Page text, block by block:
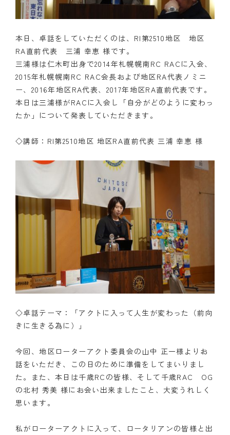
本日、卓話をしていただくのは、RI第2510地区 地区
RA直前代表 三浦 幸恵 様です。
三浦様は仁木町出身で2014年札幌幌南RC RACに入会、
2015年札幌幌南RC RAC会長および地区RA代表ノミニ
ー、2016年地区RA代表、2017年地区RA直前代表です。
本日は三浦様がRACに入会し「自分がどのように変わっ
たか」について発表していただきます。
◇講師：RI第2510地区 地区RA直前代表 三浦 幸恵 様
◇卓話テーマ：「アクトに入って人生が変わった（前向
きに生きる為に）」
今回、地区ローターアクト委員会の山中 正一様よりお
話をいただき、この日のために準備をしてまいりまし
た。また、本日は千歳RCの皆様、そして千歳RAC OG
の北村 秀美 様にお会い出来ましたこと、大変うれしく
思います。
私がローターアクトに入って、ロータリアンの皆様と出